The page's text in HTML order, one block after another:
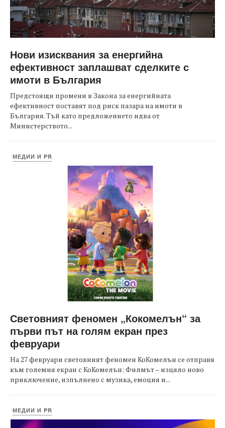
Нови изисквания за енергийна
ефективност заплашват сделките с
имоти в България
Предстоящи промени в Закона за енергийната
ефективност поставят под риск пазара на имоти в
България. Тъй като предложението идва от
Министерството...
МЕДИИ И PR
Световният феномен „Кокомелън“ за
първи път на голям екран през
февруари
На 27 февруари световният феномен КоКомелън се отправя
към големия екран с КоКомелън: Филмът – изцяло ново
приключение, изпълнено с музика, емоция и...
МЕДИИ И PR